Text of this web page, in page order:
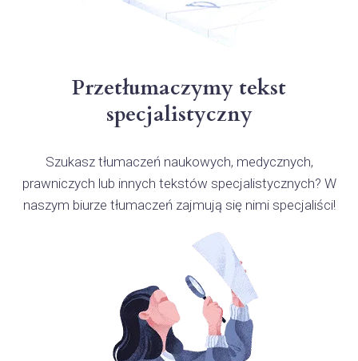
Przetłumaczymy tekst
specjalistyczny
Szukasz tłumaczeń naukowych, medycznych,
prawniczych lub innych tekstów specjalistycznych? W
naszym biurze tłumaczeń zajmują się nimi specjaliści!